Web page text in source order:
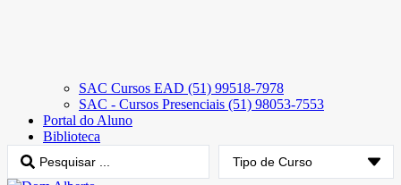
SAC Cursos EAD (51) 99518-7978
SAC - Cursos Presenciais (51) 98053-7553
Portal do Aluno
Biblioteca